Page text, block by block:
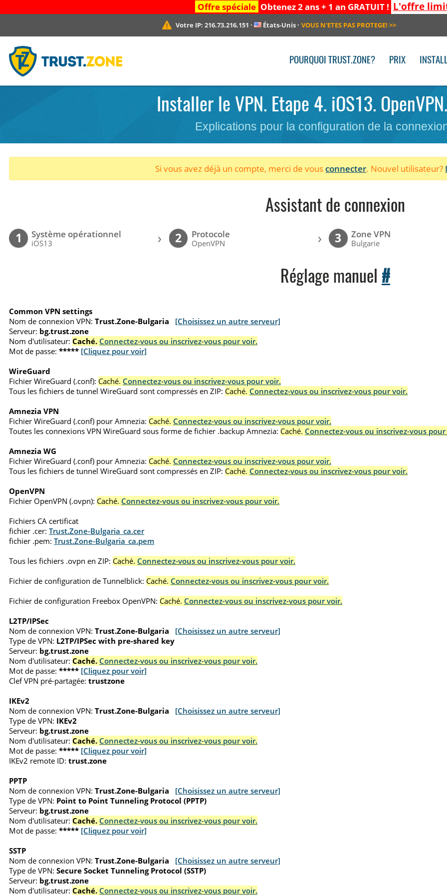
Offre spéciale Obtenez 2 ans + 1 an GRATUIT ! L'offre
Votre IP: 216.73.216.151 · États-Unis· VOUS N'ETES PAS PROTEGE! >>
POURQUOI TRUST.ZONE? PRIX
Installer le VPN. Etape 4. iOS13.
Explications pour la configuration de la
Si vous avez déjà un compte, merci de vousconnecter. Nouvel utilisateur?
Assistant de connexion
1 Système opérationnel
iOS13 › 2 Protocole
OpenVPN › 3 Zone VPN
Bulgarie
Réglage manuel #
Common VPN settings
Nom de connexion VPN: Trust.Zone-Bulgaria
[Choisissez un autre serveur]
Serveur: bg.trust.zone
Nom d'utilisateur: Caché. Connectez-vous ou inscrivez-vous pour voir.
Mot de passe: ***** [Cliquez pour voir]
WireGuard
Fichier WireGuard (.conf): Caché. Connectez-vous ou inscrivez-vous pour voir.
Tous les fichiers de tunnel WireGuard sont compressés en ZIP: Caché. Connectez-vous ou inscrivez-vous pour voir.
Amnezia VPN
Fichier WireGuard (.conf) pour Amnezia: Caché. Connectez-vous ou inscrivez-vous pour voir.
Toutes les connexions VPN WireGuard sous forme de fichier .backup Amnezia: Caché. Connectez-vous ou inscrivez-vous
Amnezia WG
Fichier WireGuard (.conf) pour Amnezia: Caché. Connectez-vous ou inscrivez-vous pour voir.
Tous les fichiers de tunnel WireGuard sont compressés en ZIP: Caché. Connectez-vous ou inscrivez-vous pour voir.
OpenVPN
Fichier OpenVPN (.ovpn): Caché. Connectez-vous ou inscrivez-vous pour voir.
Fichiers CA certificat
fichier .cer: Trust.Zone-Bulgaria_ca.cer
fichier .pem: Trust.Zone-Bulgaria_ca.pem
Tous les fichiers .ovpn en ZIP: Caché. Connectez-vous ou inscrivez-vous pour voir.
Fichier de configuration de Tunnelblick: Caché. Connectez-vous ou inscrivez-vous pour voir.
Fichier de configuration Freebox OpenVPN: Caché. Connectez-vous ou inscrivez-vous pour voir.
L2TP/IPSec
Nom de connexion VPN: Trust.Zone-Bulgaria
[Choisissez un autre serveur]
Type de VPN: L2TP/IPSec with pre-shared key
Serveur: bg.trust.zone
Nom d'utilisateur: Caché. Connectez-vous ou inscrivez-vous pour voir.
Mot de passe: ***** [Cliquez pour voir]
Clef VPN pré-partagée: trustzone
IKEv2
Nom de connexion VPN: Trust.Zone-Bulgaria
[Choisissez un autre serveur]
Type de VPN: IKEv2
Serveur: bg.trust.zone
Nom d'utilisateur: Caché. Connectez-vous ou inscrivez-vous pour voir.
Mot de passe: ***** [Cliquez pour voir]
IKEv2 remote ID: trust.zone
PPTP
Nom de connexion VPN: Trust.Zone-Bulgaria
[Choisissez un autre serveur]
Type de VPN: Point to Point Tunneling Protocol (PPTP)
Serveur: bg.trust.zone
Nom d'utilisateur: Caché. Connectez-vous ou inscrivez-vous pour voir.
Mot de passe: ***** [Cliquez pour voir]
SSTP
Nom de connexion VPN: Trust.Zone-Bulgaria
[Choisissez un autre serveur]
Type de VPN: Secure Socket Tunneling Protocol (SSTP)
Serveur: bg.trust.zone
Nom d'utilisateur: Caché. Connectez-vous ou inscrivez-vous pour voir.